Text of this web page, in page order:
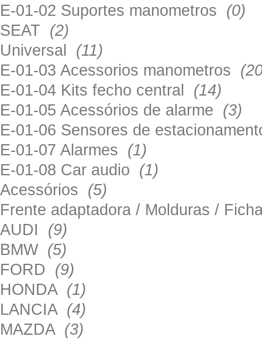
E-01-02 Suportes manometros (0)
SEAT (2)
Universal (11)
E-01-03 Acessorios manometros
E-01-04 Kits fecho central (14)
E-01-05 Acessórios de alarme (3)
E-01-06 Sensores de
E-01-07 Alarmes (1)
E-01-08 Car audio (1)
Acessórios (5)
Frente adaptadora / Molduras /
AUDI (9)
BMW (5)
FORD (9)
HONDA (1)
LANCIA (4)
MAZDA (3)